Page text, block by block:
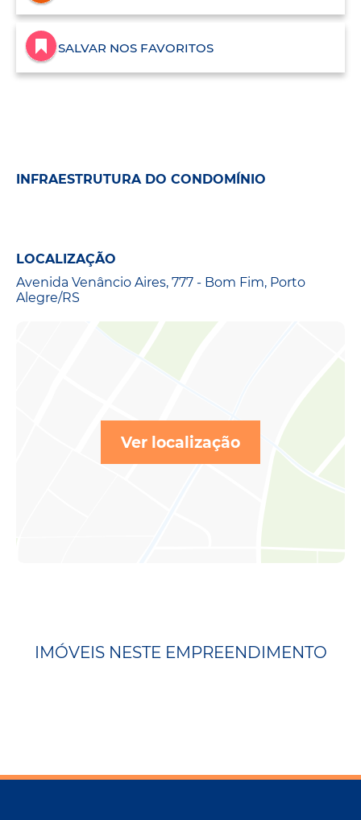
SALVAR NOS FAVORITOS
INFRAESTRUTURA DO CONDOMÍNIO
LOCALIZAÇÃO
Avenida Venâncio Aires, 777 - Bom Fim, Porto
Alegre/RS
Ver localização
IMÓVEIS NESTE EMPREENDIMENTO